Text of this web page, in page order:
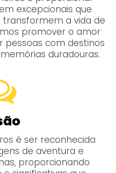
excepcionais que
a vida de
promover o amor
pessoas com destinos
duradouras.
é ser reconhecida
de aventura e
proporcionando